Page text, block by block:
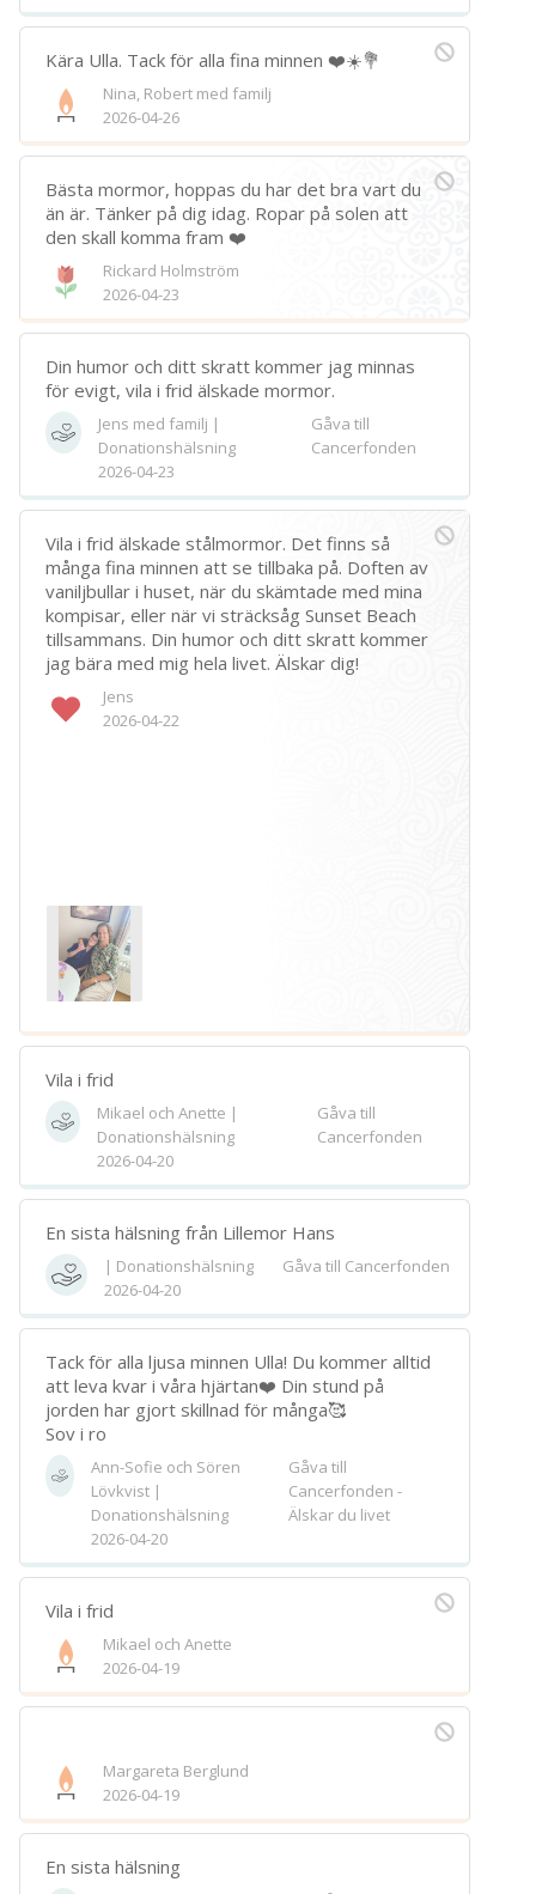
Kära Ulla. Tack för alla fina minnen ❤️☀️💐
Nina, Robert med familj
2026-04-26
Bästa mormor, hoppas du har det bra vart du
än är. Tänker på dig idag. Ropar på solen att
den skall komma fram ❤️
Rickard Holmström
2026-04-23
Din humor och ditt skratt kommer jag minnas
för evigt, vila i frid älskade mormor.
Jens med familj |
Donationshälsning
2026-04-23
Gåva till
Cancerfonden
Vila i frid älskade stålmormor. Det finns så
många fina minnen att se tillbaka på. Doften av
vaniljbullar i huset, när du skämtade med mina
kompisar, eller när vi sträcksåg Sunset Beach
tillsammans. Din humor och ditt skratt kommer
jag bära med mig hela livet. Älskar dig!
Jens
2026-04-22
Vila i frid
Mikael och Anette |
Donationshälsning
2026-04-20
Gåva till
Cancerfonden
En sista hälsning från Lillemor Hans
| Donationshälsning
2026-04-20
Gåva till Cancerfonden
Tack för alla ljusa minnen Ulla! Du kommer alltid
att leva kvar i våra hjärtan❤️ Din stund på
jorden har gjort skillnad för många🥰
Sov i ro
Ann-Sofie och Sören
Lövkvist |
Donationshälsning
2026-04-20
Gåva till
Cancerfonden -
Älskar du livet
Vila i frid
Mikael och Anette
2026-04-19
Margareta Berglund
2026-04-19
En sista hälsning